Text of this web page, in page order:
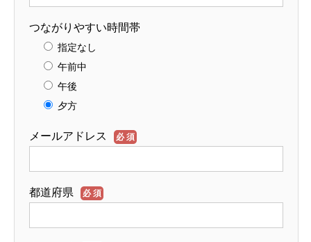
つながりやすい時間帯
指定なし
午前中
午後
夕方
メールアドレス 必須
都道府県 必須